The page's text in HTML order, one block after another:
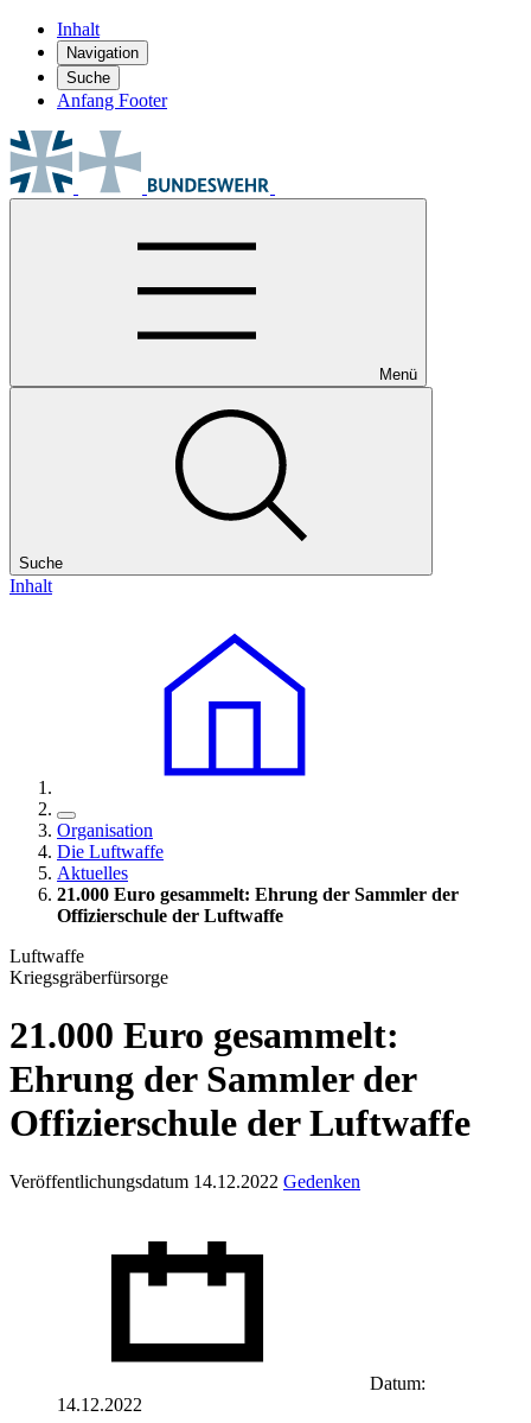
Inhalt
Navigation
Suche
Anfang Footer
Menü
Suche
Inhalt
Organisation
Die Luftwaffe
Aktuelles
21.000 Euro gesammelt: Ehrung der Sammler der
Offizierschule der Luftwaffe
Luftwaffe
Kriegsgräberfürsorge
21.000 Euro gesammelt:
Ehrung der Sammler der
Offizierschule der Luftwaffe
Veröffentlichungsdatum 14.12.2022 Gedenken
Datum:
14.12.2022